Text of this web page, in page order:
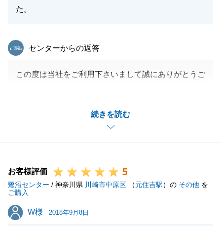
た。
続きを読む
東急リバブル
センターからの返答
この度は当社をご利用下さいまして誠にありがとうご
期待にお応えできるような成果をだすことができるか
不安ではありましたが、お取引後にＫ様に喜んで頂け
たことが大変嬉しく思います。
にお声掛け頂けますと幸いです。
今後とも何卒宜しくお願い申し上げます。
お客様評価 5
鷺沼センター / 神奈川県 川崎市中原区 （元住吉駅）の その他 を
ご購入
W様
W様 2018年9月8日